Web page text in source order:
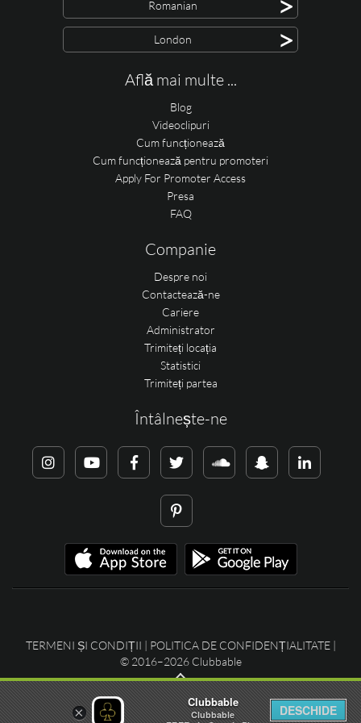
Romanian
London >
Află mai multe ...
Blog
Videoclipuri
Cum funcționează
Cum funcționează pentru promoteri
Apply For Promoter Access
Presa
FAQ
Companie
Despre noi
Contactează-ne
Cariere
Administrator
Trimiteți locația
Statistici
Trimiteți partea
Întâlnește-ne
TERMENI ȘI CONDIȚII | POLITICA DE CONFIDENȚIALITATE|
© 2016–2026 Clubbable
×
Clubbable
Clubbable
DESCHIDE